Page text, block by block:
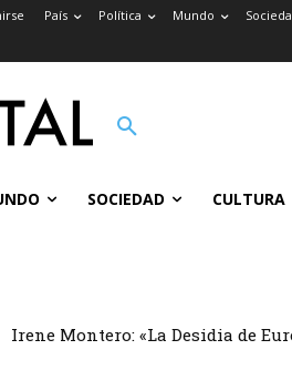
País Política Mundo
SOCIEDAD CULTURA
Irene Montero: «La Desidia de